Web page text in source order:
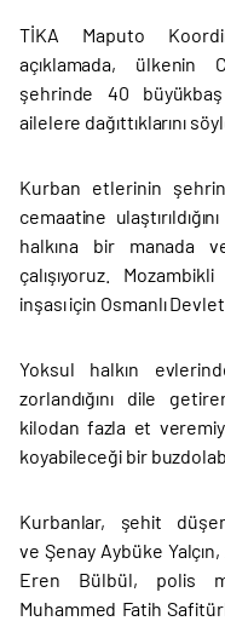
TİKA Maputo
açıklamada, ülkenin
şehrinde 40
ailelere dağıttıklarını
Kurban etlerinin
cemaatine
halkına bir manada
çalışıyoruz.
inşası için Osmanlı
Yoksul halkın
zorlandığını dile
kilodan fazla et
koyabileceği bir
Kurbanlar, şehit
ve Şenay Aybüke
Eren Bülbül, polis
Muhammed Fatih